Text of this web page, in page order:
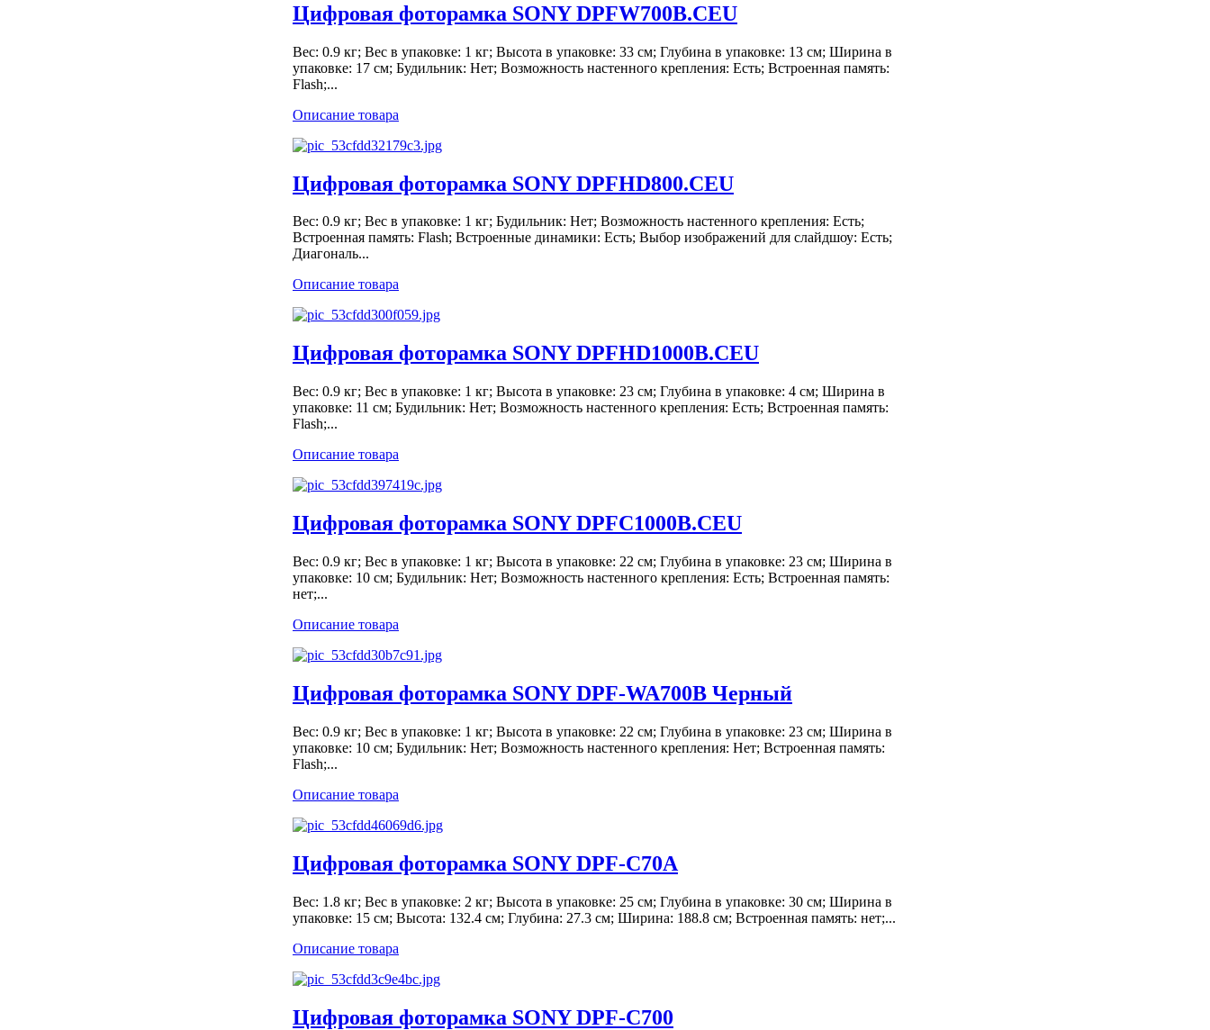
Цифровая фоторамка SONY DPFW700B.CEU
Вес: 0.9 кг; Вес в упаковке: 1 кг; Высота в упаковке: 33 см; Глубина в упаковке: 13 см; Ширина в
упаковке: 17 см; Будильник: Нет; Возможность настенного крепления: Есть; Встроенная память:
Flash;...
Описание товара
Цифровая фоторамка SONY DPFHD800.CEU
Вес: 0.9 кг; Вес в упаковке: 1 кг; Будильник: Нет; Возможность настенного крепления: Есть;
Встроенная память: Flash; Встроенные динамики: Есть; Выбор изображений для слайдшоу: Есть;
Диагональ...
Описание товара
Цифровая фоторамка SONY DPFHD1000B.CEU
Вес: 0.9 кг; Вес в упаковке: 1 кг; Высота в упаковке: 23 см; Глубина в упаковке: 4 см; Ширина в
упаковке: 11 см; Будильник: Нет; Возможность настенного крепления: Есть; Встроенная память:
Flash;...
Описание товара
Цифровая фоторамка SONY DPFC1000B.CEU
Вес: 0.9 кг; Вес в упаковке: 1 кг; Высота в упаковке: 22 см; Глубина в упаковке: 23 см; Ширина в
упаковке: 10 см; Будильник: Нет; Возможность настенного крепления: Есть; Встроенная память:
нет;...
Описание товара
Цифровая фоторамка SONY DPF-WA700B Черный
Вес: 0.9 кг; Вес в упаковке: 1 кг; Высота в упаковке: 22 см; Глубина в упаковке: 23 см; Ширина в
упаковке: 10 см; Будильник: Нет; Возможность настенного крепления: Нет; Встроенная память:
Flash;...
Описание товара
Цифровая фоторамка SONY DPF-C70A
Вес: 1.8 кг; Вес в упаковке: 2 кг; Высота в упаковке: 25 см; Глубина в упаковке: 30 см; Ширина в
упаковке: 15 см; Высота: 132.4 см; Глубина: 27.3 см; Ширина: 188.8 см; Встроенная память: нет;...
Описание товара
Цифровая фоторамка SONY DPF-C700